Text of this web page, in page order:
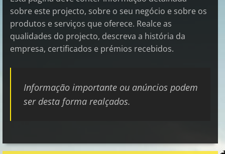
sobre este projecto, sobre o seu negócio e sobre os
produtos e serviços que oferece. Realce as
qualidades do projecto, descreva a história da
empresa, certificados e prémios recebidos.
Informação importante ou anúncios podem
ser desta forma realçados.